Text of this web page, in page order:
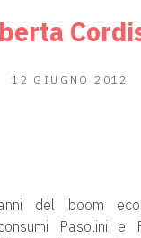
12 GIUGNO 2012
del boom
Pasolini e